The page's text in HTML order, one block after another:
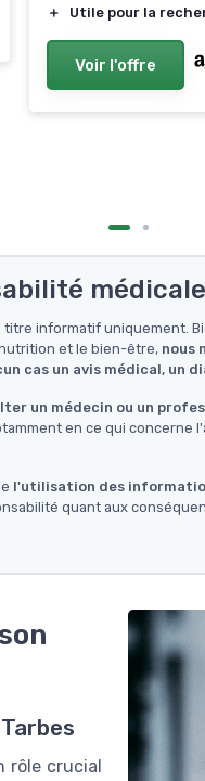
＋
Utile pour la
Voir l'offre
médicale
informatif uniquement.
et le bien-être, nous
cas un avis médical, un
un médecin ou un
en ce qui concerne
l'utilisation des
quant aux
rôle crucial